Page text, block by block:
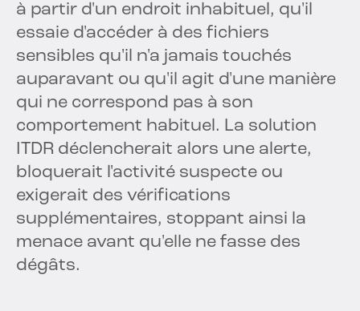
à partir d'un endroit inhabituel, qu'il
essaie d'accéder à des fichiers
sensibles qu'il n'a jamais touchés
auparavant ou qu'il agit d'une manière
qui ne correspond pas à son
comportement habituel. La solution
ITDR déclencherait alors une alerte,
bloquerait l'activité suspecte ou
exigerait des vérifications
supplémentaires, stoppant ainsi la
menace avant qu'elle ne fasse des
dégâts.